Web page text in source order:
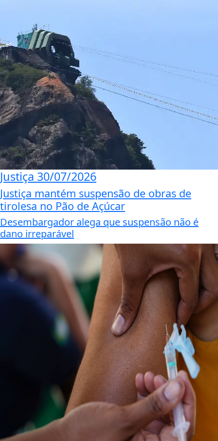
Justiça 30/07/2026
Justiça mantém suspensão de obras de
tirolesa no Pão de Açúcar
Desembargador alega que suspensão não é
dano irreparável